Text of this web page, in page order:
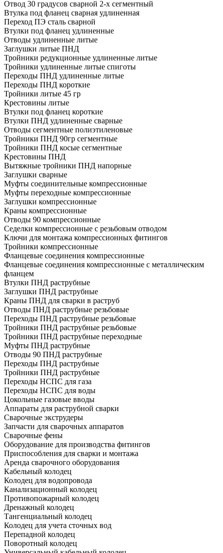
Отвод 30 градусов сварной 2-х сегментный
Втулка под фланец сварная удлиненная
Переход ПЭ сталь сварной
Втулки под фланец удлиненные
Отводы удлиненные литые
Заглушки литые ПНД
Тройники редукционные удлиненные литые
Тройники удлиненные литые спиготы
Переходы ПНД удлиненные литые
Переходы ПНД короткие
Тройники литые 45 гр
Крестовины литые
Втулки под фланец короткие
Втулки ПНД удлиненные сварные
Отводы сегментные полиэтиленовые
Тройники ПНД 90гр сегментные
Тройники ПНД косые сегментные
Крестовины ПНД
Вытяжные тройники ПНД напорные
Заглушки сварные
Муфты соединительные компрессионные
Муфты переходные компрессионные
Заглушки компрессионные
Краны компрессионные
Отводы 90 компрессионные
Седелки компрессионные с резьбовым отводом
Ключи для монтажа компрессионных фитингов
Тройники компрессионные
Фланцевые соединения компрессионные
Фланцевые соединения компрессионные с металлическим
фланцем
Втулки ПНД раструбные
Заглушки ПНД раструбные
Краны ПНД для сварки в раструб
Отводы ПНД раструбные резьбовые
Переходы ПНД раструбные резьбовые
Тройники ПНД раструбные резьбовые
Тройники ПНД раструбные переходные
Муфты ПНД раструбные
Отводы 90 ПНД раструбные
Переходы ПНД раструбные
Тройники ПНД раструбные
Переходы НСПС для газа
Переходы НСПС для воды
Цокольные газовые вводы
Аппараты для раструбной сварки
Сварочные экструдеры
Запчасти для сварочных аппаратов
Сварочные фены
Оборудование для производства фитингов
Приспособления для сварки и монтажа
Аренда сварочного оборудования
Кабельный колодец
Колодец для водопровода
Канализационный колодец
Противопожарный колодец
Дренажный колодец
Тангенциальный колодец
Колодец для учета сточных вод
Перепадной колодец
Поворотный колодец